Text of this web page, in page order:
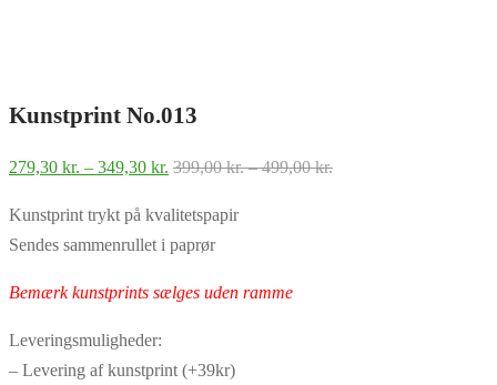
Kunstprint No.013
279,30 kr. – 349,30 kr. Prisinterval:
til
349,30 kr.
399,00kr. – 499,00kr.Prisinterval:
Kunstprint trykt på kvalitetspapir
Sendes sammenrullet i paprør
Bemærk kunstprints sælges uden ramme
Leveringsmuligheder:
– Levering af kunstprint (+39kr)